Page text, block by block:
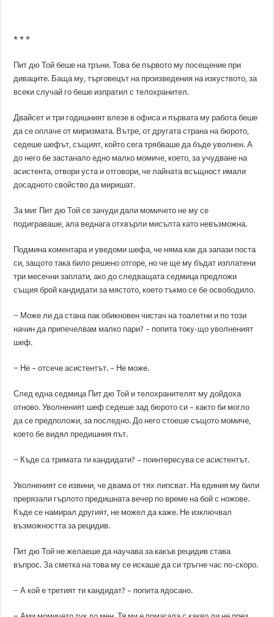
* * *
Пит дю Той беше на тръни. Това бе първото му посещение при
диваците. Баща му, търговецът на произведения на изкуството, за
всеки случай го беше изпратил с телохранител.
Двайсет и три годишният влезе в офиса и първата му работа беше
да се оплаче от миризмата. Вътре, от другата страна на бюрото,
седеше шефът, същият, който сега трябваше да бъде уволнен. А
до него бе застанало едно малко момиче, което, за учудване на
асистента, отвори уста и отговори, че лайната всъщност имали
досадното свойство да миришат.
За миг Пит дю Той се зачуди дали момичето не му се
подиграваше, ала веднага отхвърли мисълта като невъзможна.
Подмина коментара и уведоми шефа, че няма как да запази поста
си, защото така било решено отгоре, но че ще му бъдат изплатени
три месечни заплати, ако до следващата седмица предложи
същия брой кандидати за мястото, което тъкмо се бе освободило.
− Може ли да стана пак обикновен чистач на тоалетни и по този
начин да припечелвам малко пари? – попита току-що уволненият
шеф.
− Не – отсече асистентът. – Не може.
След една седмица Пит дю Той и телохранителят му дойдоха
отново. Уволненият шеф седеше зад бюрото си – както би могло
да се предположи, за последно. До него стоеше същото момиче,
което бе видял предишния път.
− Къде са тримата ти кандидати? – поинтересува се асистентът.
Уволненият се извини, че двама от тях липсват. На единия му били
прерязали гърлото предишната вечер по време на бой с ножове.
Къде се намирал другият, не можел да каже. Не изключвал
възможността за рецидив.
Пит дю Той не желаеше да научава за какъв рецидив става
въпрос. За сметка на това му се искаше да си тръгне час по-скоро.
− А кой е третият ти кандидат? – попита ядосано.